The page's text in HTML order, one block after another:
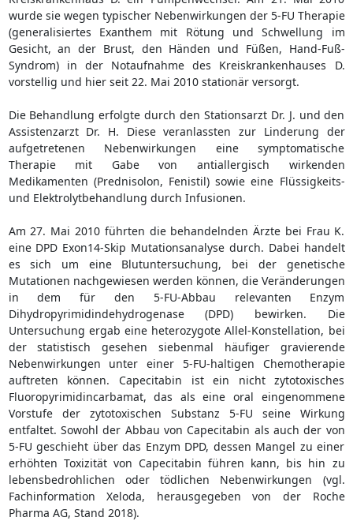
wurde sie wegen typischer Nebenwirkungen der 5-FU Therapie
(generalisiertes Exanthem mit Rötung und Schwellung im
Gesicht, an der Brust, den Händen und Füßen, Hand-Fuß-
Syndrom) in der Notaufnahme des Kreiskrankenhauses D.
vorstellig und hier seit 22. Mai 2010 stationär versorgt.
Die Behandlung erfolgte durch den Stationsarzt Dr. J. und den
Assistenzarzt Dr. H. Diese veranlassten zur Linderung der
aufgetretenen Nebenwirkungen eine symptomatische
Therapie mit Gabe von antiallergisch wirkenden
Medikamenten (Prednisolon, Fenistil) sowie eine Flüssigkeits-
und Elektrolytbehandlung durch Infusionen.
Am 27. Mai 2010 führten die behandelnden Ärzte bei Frau K.
eine DPD Exon14-Skip Mutationsanalyse durch. Dabei handelt
es sich um eine Blutuntersuchung, bei der genetische
Mutationen nachgewiesen werden können, die Veränderungen
in dem für den 5-FU-Abbau relevanten Enzym
Dihydropyrimidindehydrogenase (DPD) bewirken. Die
Untersuchung ergab eine heterozygote Allel-Konstellation, bei
der statistisch gesehen siebenmal häufiger gravierende
Nebenwirkungen unter einer 5-FU-haltigen Chemotherapie
auftreten können. Capecitabin ist ein nicht zytotoxisches
Fluoropyrimidincarbamat, das als eine oral eingenommene
Vorstufe der zytotoxischen Substanz 5-FU seine Wirkung
entfaltet. Sowohl der Abbau von Capecitabin als auch der von
5-FU geschieht über das Enzym DPD, dessen Mangel zu einer
erhöhten Toxizität von Capecitabin führen kann, bis hin zu
lebensbedrohlichen oder tödlichen Nebenwirkungen (vgl.
Fachinformation Xeloda, herausgegeben von der Roche
Pharma AG, Stand 2018).